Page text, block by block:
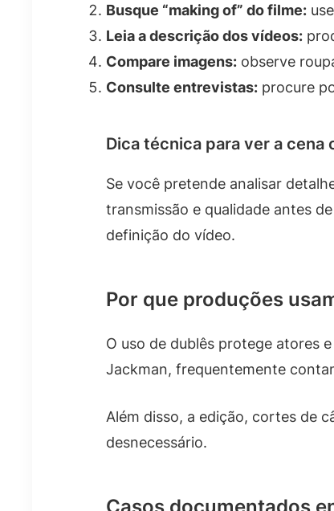
Busque “making of” do filme:
Leia a descrição dos vídeos:
Compare imagens: observe
Consulte entrevistas: procure
Dica técnica para ver a cena
Se você pretende analisar
transmissão e qualidade antes
definição do vídeo.
Por que produções
O uso de dublês protege atores
Jackman, frequentemente
Além disso, a edição, cortes de
desnecessário.